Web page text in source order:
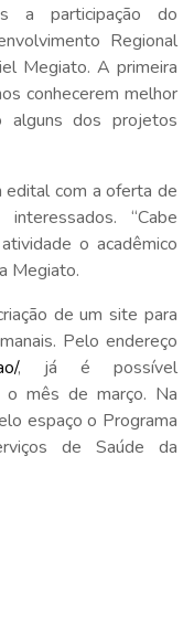
a participação do
Regional
Megiato. A primeira
conhecerem melhor
alguns dos projetos
edital com a oferta de
“Cabe
o acadêmico
Megiato.
de um site para
Pelo endereço
, já é possível
o mês de março. Na
espaço o Programa
de Saúde da